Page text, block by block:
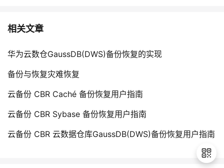
相关文章
华为云数仓GaussDB(DWS)备份恢复的实现
备份与恢复灾难恢复
云备份 CBR Caché 备份恢复用户指南
云备份 CBR Sybase 备份恢复用户指南
云备份 CBR 云数据仓库GaussDB(DWS)备份恢复用户指南